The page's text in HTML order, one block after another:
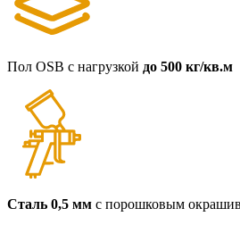
Пол OSB с нагрузкой до 500 кг/кв.м
Сталь 0,5 мм с порошковым